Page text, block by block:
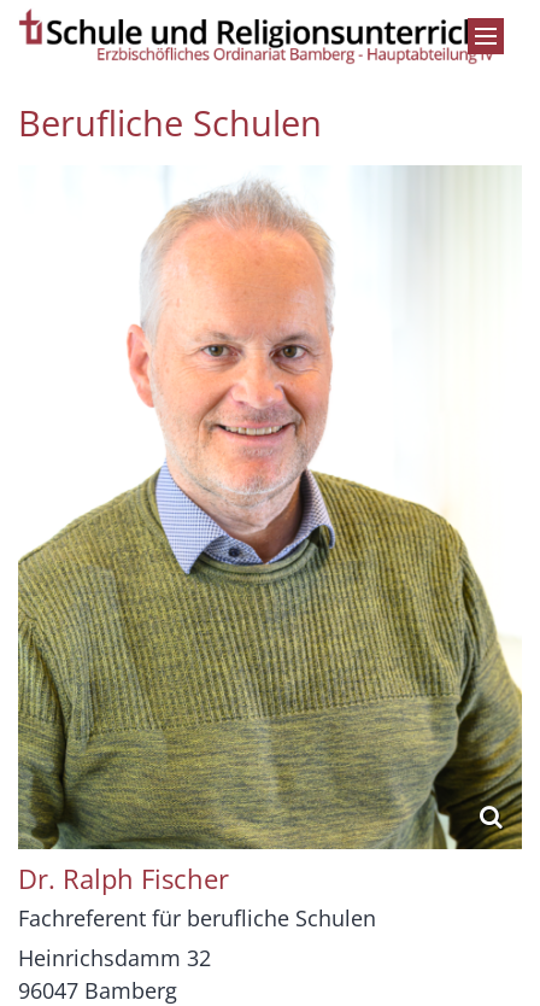
Zum Inhalt springen
Berufliche Schulen
Dr. Ralph Fischer
Fachreferent für berufliche Schulen
Heinrichsdamm 32
96047 Bamberg